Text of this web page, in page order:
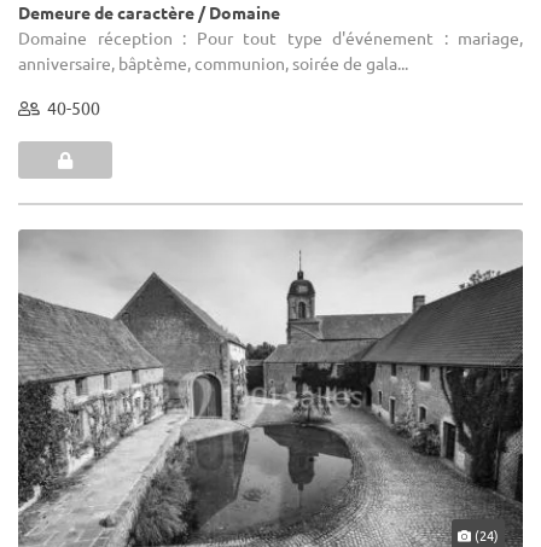
Demeure de caractère / Domaine
Domaine réception : Pour tout type d'événement : mariage,
anniversaire, bâptème, communion, soirée de gala...
40-500
(24)